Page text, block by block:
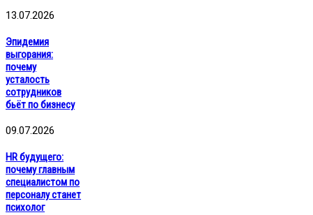
13.07.2026
Эпидемия
выгорания:
почему
усталость
сотрудников
бьёт по бизнесу
09.07.2026
HR будущего:
почему главным
специалистом по
персоналу станет
психолог